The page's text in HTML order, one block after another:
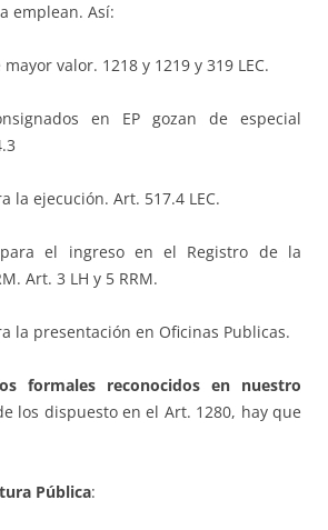
emplean. Así:
valor. 1218 y 1219 y 319 LEC.
en EP gozan de especial
la ejecución. Art. 517.4 LEC.
el ingreso en el Registro de la
Art. 3 LH y 5 RRM.
la presentación en Oficinas Publicas.
formales reconocidos en nuestro
los dispuesto en el Art. 1280, hay que
Pública: